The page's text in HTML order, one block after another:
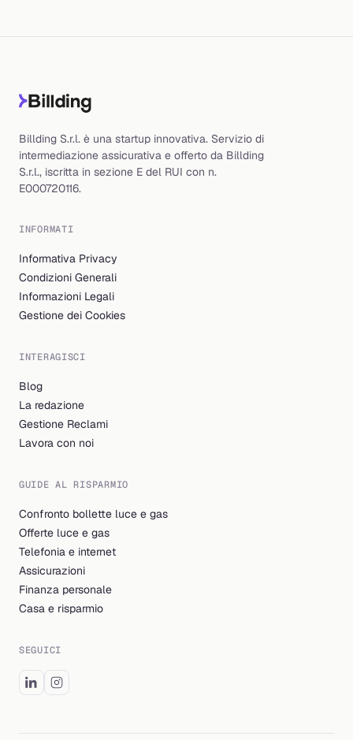
Billding S.r.l. è una startup innovativa. Servizio di
intermediazione assicurativa e offerto da Billding
S.r.l., iscritta in sezione E del RUI con n.
E000720116.
INFORMATI
Informativa Privacy
Condizioni Generali
Informazioni Legali
Gestione dei Cookies
INTERAGISCI
Blog
La redazione
Gestione Reclami
Lavora con noi
GUIDE AL RISPARMIO
Confronto bollette luce e gas
Offerte luce e gas
Telefonia e internet
Assicurazioni
Finanza personale
Casa e risparmio
SEGUICI